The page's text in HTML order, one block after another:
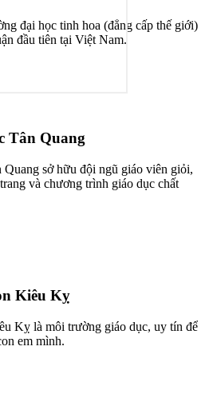
đại học tinh hoa (đẳng cấp thế giới)
đầu tiên tại Việt Nam.
Tân Quang
sở hữu đội ngũ giáo viên giỏi,
và chương trình giáo dục chất
Kiêu Kỵ
Kỵ là môi trường giáo dục, uy tín để
em mình.